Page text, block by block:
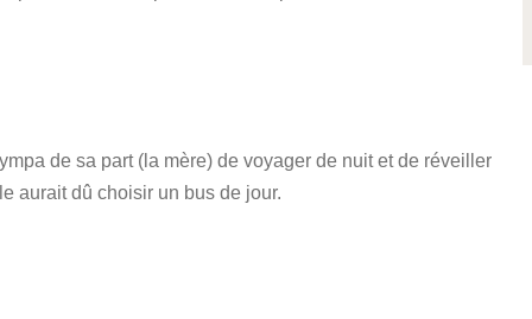
de sa part (la mère) de voyager de nuit et de réveiller
aurait dû choisir un bus de jour.